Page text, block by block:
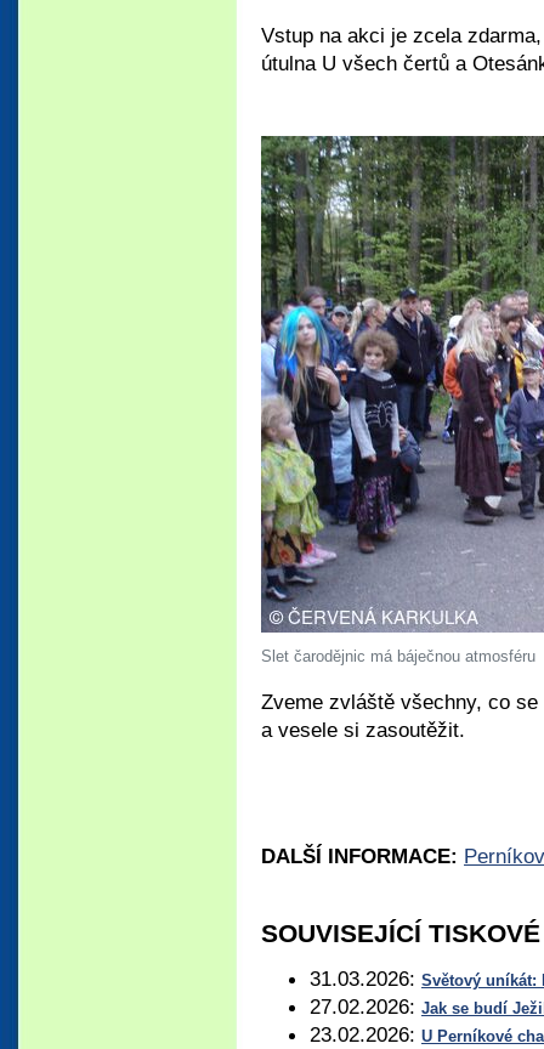
Vstup na akci je zcela
útulna U všech čertů a
Slet čarodějnic má báječnou atmosféru
Zveme zvláště všechny, co
a vesele si zasoutěžit.
DALŠÍ INFORMACE:
SOUVISEJÍCÍ
31.03.2026: Světový uníkát:
27.02.2026: Jak se budí
23.02.2026: U Perníkové